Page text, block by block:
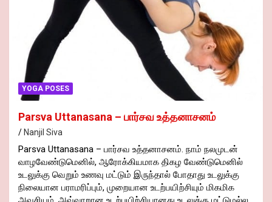
YOGA POSES
Parsva Uttanasana – பார்சவ உத்தனாசனம்
Nanjil Siva
Parsva Uttanasana – பார்சவ உத்தனாசனம். நாம் நலமுடன்
வாழவேண்டுமெனில், ஆரோக்கியமாக திகழ வேண்டுமெனில்
உடலுக்கு வெறும் உணவு மட்டும் இருந்தால் போதாது உடலுக்கு
நிலையான பராமரிப்பும், முறையான உடற்பயிற்சியும் மிகமிக